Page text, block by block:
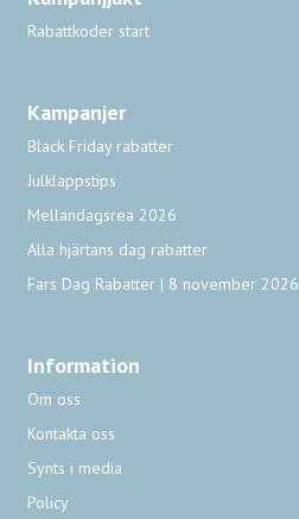
Rabattkoder start
Kampanjer
Black Friday rabatter
Julklappstips
Mellandagsrea 2026
Alla hjärtans dag rabatter
Fars Dag Rabatter | 8 november 2026
Information
Om oss
Kontakta oss
Synts i media
Policy